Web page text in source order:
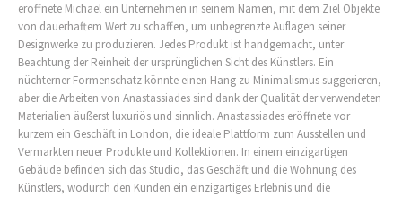
eröffnete Michael ein Unternehmen in seinem Namen, mit dem Ziel Objekte
von dauerhaftem Wert zu schaffen, um unbegrenzte Auflagen seiner
Designwerke zu produzieren. Jedes Produkt ist handgemacht, unter
Beachtung der Reinheit der ursprünglichen Sicht des Künstlers. Ein
nüchterner Formenschatz könnte einen Hang zu Minimalismus suggerieren,
aber die Arbeiten von Anastassiades sind dank der Qualität der verwendeten
Materialien äußerst luxuriös und sinnlich. Anastassiades eröffnete vor
kurzem ein Geschäft in London, die ideale Plattform zum Ausstellen und
Vermarkten neuer Produkte und Kollektionen. In einem einzigartigen
Gebäude befinden sich das Studio, das Geschäft und die Wohnung des
Künstlers, wodurch den Kunden ein einzigartiges Erlebnis und die